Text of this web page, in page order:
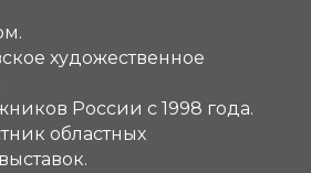
художественное
России с 1998 года.
областных